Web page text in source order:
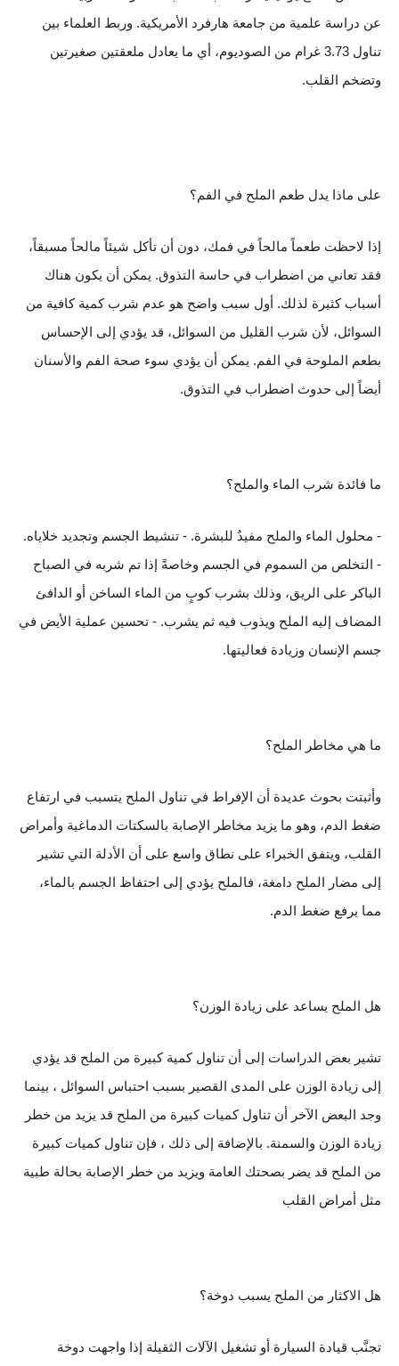
عن دراسة علمية من جامعة هارفرد الأمريكية. وربط العلماء بين
تناول 3.73 غرام من الصوديوم، أي ما يعادل ملعقتين صغيرتين
وتضخم القلب.
على ماذا يدل طعم الملح في الفم؟
إذا لاحظت طعماً مالحاً في فمك، دون أن تأكل شيئاً مالحاً مسبقاً،
فقد تعاني من اضطراب في حاسة التذوق. يمكن أن يكون هناك
أسباب كثيرة لذلك. أول سبب واضح هو عدم شرب كمية كافية من
السوائل، لأن شرب القليل من السوائل، قد يؤدي إلى الإحساس
بطعم الملوحة في الفم. يمكن أن يؤدي سوء صحة الفم والأسنان
أيضاً إلى حدوث اضطراب في التذوق.
ما فائدة شرب الماء والملح؟
- محلول الماء والملح مفيدٌ للبشرة. - تنشيط الجسم وتجديد خلاياه.
- التخلص من السموم في الجسم وخاصةً إذا تم شربه في الصباح
الباكر على الريق، وذلك بشرب كوبٍ من الماء الساخن أو الدافئ
المضاف إليه الملح ويذوب فيه ثم يشرب. - تحسين عملية الأيض في
جسم الإنسان وزيادة فعاليتها.
ما هي مخاطر الملح؟
وأثبتت بحوث عديدة أن الإفراط في تناول الملح يتسبب في ارتفاع
ضغط الدم، وهو ما يزيد مخاطر الإصابة بالسكتات الدماغية وأمراض
القلب، ويتفق الخبراء على نطاق واسع على أن الأدلة التي تشير
إلى مضار الملح دامغة، فالملح يؤدي إلى احتفاظ الجسم بالماء،
مما يرفع ضغط الدم.
هل الملح يساعد على زيادة الوزن؟
تشير بعض الدراسات إلى أن تناول كمية كبيرة من الملح قد يؤدي
إلى زيادة الوزن على المدى القصير بسبب احتباس السوائل ، بينما
وجد البعض الآخر أن تناول كميات كبيرة من الملح قد يزيد من خطر
زيادة الوزن والسمنة. بالإضافة إلى ذلك ، فإن تناول كميات كبيرة
من الملح قد يضر بصحتك العامة ويزيد من خطر الإصابة بحالة طبية
مثل أمراض القلب
هل الاكثار من الملح يسبب دوخة؟
تجنَّب قيادة السيارة أو تشغيل الآلات الثقيلة إذا واجهت دوخة